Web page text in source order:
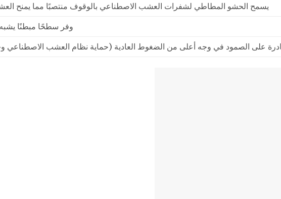
يسمح الحشو المطاطي لشفرات العشب الاصطناعي بالوقوف منتصبًا مما يمنح
وفر سطحًا مبطنًا
على الصمود في وجه أعلى من الضغوط العادية (حماية نظام العشب الاصطناعي